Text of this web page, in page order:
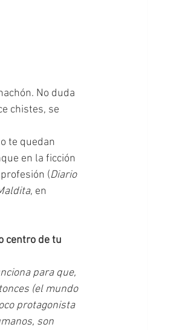
No duda
chistes, se
en la ficción
(Diario
, en
centro de tu
para que,
(el mundo
protagonista
son